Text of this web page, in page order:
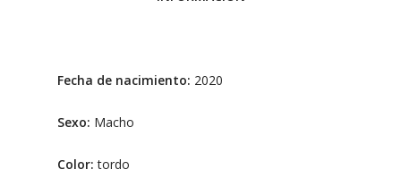
Fecha de nacimiento: 2020
Sexo: Macho
Color:tordo